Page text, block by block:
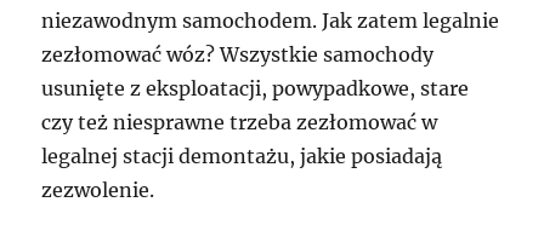
niezawodnym samochodem. Jak zatem legalnie
zezłomować wóz? Wszystkie samochody
usunięte z eksploatacji, powypadkowe, stare
czy też niesprawne trzeba zezłomować w
legalnej stacji demontażu, jakie posiadają
zezwolenie.